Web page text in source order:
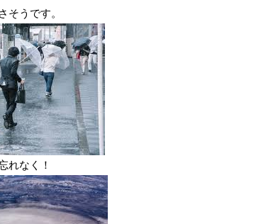
そうです。
れなく！